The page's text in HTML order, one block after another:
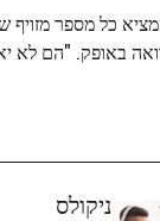
כל מספר
באופק. "הם לא
ניקולס